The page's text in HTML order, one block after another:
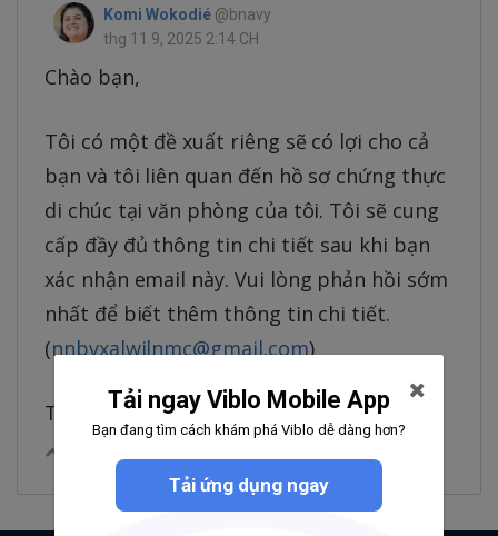
Komi Wokodié @bnavy
thg 11 9, 2025 2:14 CH
Chào bạn,
Tôi có một đề xuất riêng sẽ có lợi cho cả
bạn và tôi liên quan đến hồ sơ chứng thực
di chúc tại văn phòng của tôi. Tôi sẽ cung
cấp đầy đủ thông tin chi tiết sau khi bạn
xác nhận email này. Vui lòng phản hồi sớm
nhất để biết thêm thông tin chi tiết.
(nnbvxalwilnmc@gmail.com)
Trân trọng, Bà Mario Souza
Tải ngay Viblo Mobile App
Bạn đang tìm cách khám phá Viblo dễ dàng hơn?
Tải ứng dụng ngay